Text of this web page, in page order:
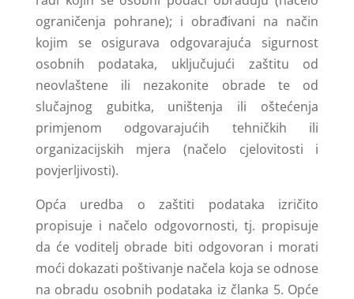
ograničenja pohrane); i obrađivani na način
kojim se osigurava odgovarajuća sigurnost
osobnih podataka, uključujući zaštitu od
neovlaštene ili nezakonite obrade te od
slučajnog gubitka, uništenja ili oštećenja
primjenom odgovarajućih tehničkih ili
organizacijskih mjera (načelo cjelovitosti i
povjerljivosti).
Opća uredba o zaštiti podataka izričito
propisuje i načelo odgovornosti, tj. propisuje
da će voditelj obrade biti odgovoran i morati
moći dokazati poštivanje načela koja se odnose
na obradu osobnih podataka iz članka 5. Opće